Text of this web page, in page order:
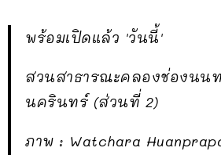
พร้อมเปิดแล้ว 'วันนี้'
สวนสาธารณะคลองช่องนน
นครินทร์ (ส่วนที่ 2)
ภาพ : Watchara